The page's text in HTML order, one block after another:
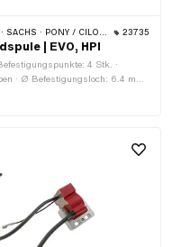
(BETA 521 & 512) · ZÜNDAPP BELMONDO 23735
| EVO, HPI
4 Stk. ·
· Ø Befestigungsloch: 6.4 mm
35 mm